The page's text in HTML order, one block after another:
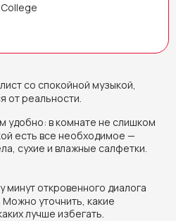
со спокойной музыкой,
от реальности.
удобно: в комнате не слишком
есть все необходимое —
сухие и влажные салфетки.
минут откровенного диалога
уточнить, какие
лучше избегать.